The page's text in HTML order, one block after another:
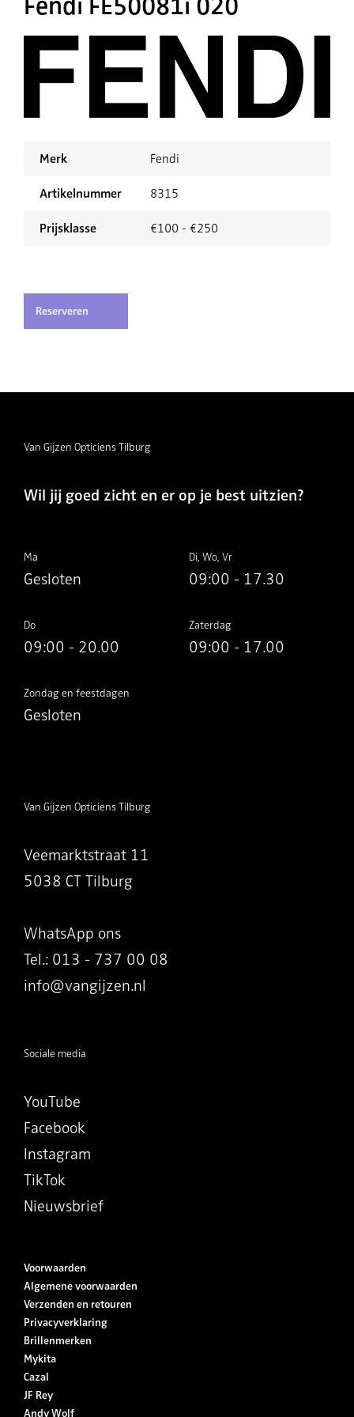
Merk Fendi
Artikelnummer 8315
Prijsklasse €100 - €250
Reserveren
Van Gijzen Opticiens Tilburg
Wil jij goed zicht en er op je best uitzien?
Ma
Gesloten
Di, Wo, Vr
09:00 - 17.30
Do
09:00 - 20.00
Zaterdag
09:00 - 17.00
Zondag en feestdagen
Gesloten
Van Gijzen Opticiens Tilburg
Veemarktstraat 11
5038 CT Tilburg
WhatsApp ons
Tel.: 013 - 737 00 08
info@vangijzen.nl
Sociale media
YouTube
Facebook
Instagram
TikTok
Nieuwsbrief
Voorwaarden
Algemene voorwaarden
Verzenden en retouren
Privacyverklaring
Brillenmerken
Mykita
Cazal
JF Rey
Andy Wolf